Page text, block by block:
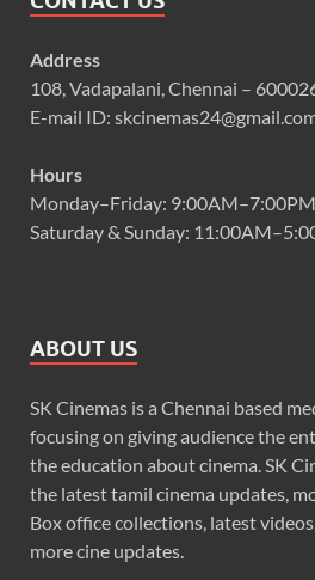
Address
108, Vadapalani, Chennai –
E-mail ID:
Hours
Monday–Friday: 9:00AM–7:00PM
Saturday & Sunday:
ABOUT US
SK Cinemas is a Chennai based
focusing on giving audience the
the education about cinema. SK
the latest tamil cinema updates,
Box office collections, latest
more cine updates.